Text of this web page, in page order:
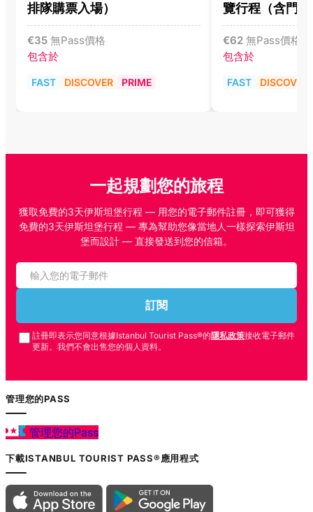
排隊購票入場）
€35 無Pass價格
包含於
FAST DISCOVER PRIME
覽行程（含門
€62 無Pass價格
包含於
FAST DISCOVER
一起規劃您的旅程
獲取免費的3天伊斯坦堡行程 — 用您的電子郵件註冊，即可獲得
免費的3天伊斯坦堡行程 — 專為幫助您像當地人一樣探索伊斯坦
堡而設計 — 直接發送到您的信箱。
訂閱
註冊即表示您同意根據Istanbul Tourist Pass®的隱私政策接收電子郵件
更新。我們不會出售您的個人資料。
管理您的PASS
管理您的Pass
下載ISTANBUL TOURIST PASS®應用程式